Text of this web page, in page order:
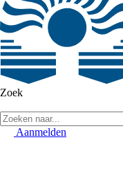
Zoek
Aanmelden